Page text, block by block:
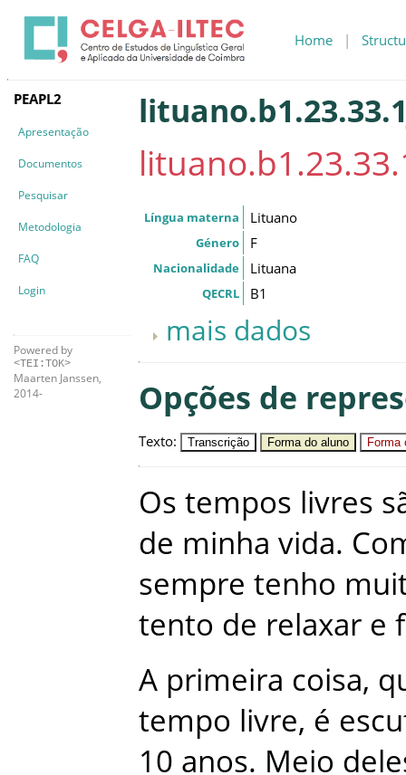
Home |
PEAPL2
Apresentação
Documentos
Pesquisar
Metodologia
FAQ
Login
Powered by
<TEI:TOK>
Maarten Janssen,
2014-
Língua materna Lituano
Género F
Nacionalidade Lituana
QECRL B1
mais dados
Opções de
Texto: Transcrição Forma do aluno Forma
Os tempos livres
de minha vida.
sempre tenho
tento de relaxar e
A primeira coisa,
tempo livre, é
10 anos. Meio